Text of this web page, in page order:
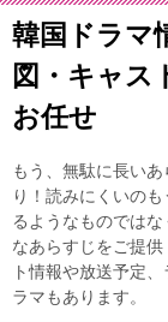
韓国ドラマ
図・キャス
お任せ
もう、無駄に長い
り！読みにくいの
るようなものでは
なあらすじをご提
ト情報や放送予定
ラマもあります。